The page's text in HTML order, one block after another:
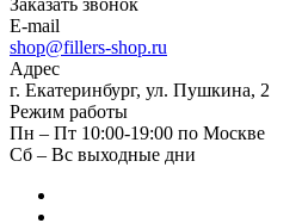
E-mail
shop@fillers-shop.ru
Адрес
г. Екатеринбург, ул. Пушкина, 2
Режим работы
Пн – Пт 10:00-19:00 по Москве
Сб – Вс выходные дни